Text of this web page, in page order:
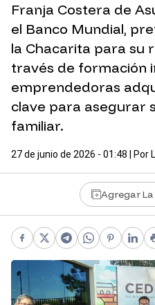
Franja Costera de
el Banco Mundial,
la Chacarita para su
través de formación
emprendedoras
clave para asegurar
familiar.
27 de junio de 2026 - 01:48 | Por
Agregar
Facebook
X Telegram
WhatsApp